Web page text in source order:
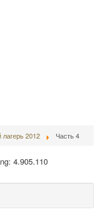
лагерь 2012 Часть 4
4.905.110